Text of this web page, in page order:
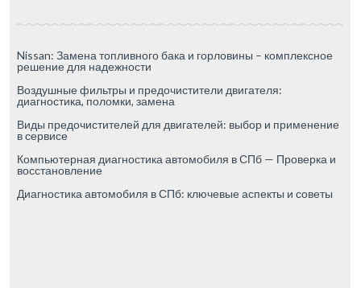
Nissan: Замена топливного бака и горловины – комплексное
решение для надежности
Воздушные фильтры и предочистители двигателя:
диагностика, поломки, замена
Виды предочистителей для двигателей: выбор и применение
в сервисе
Компьютерная диагностика автомобиля в СПб — Проверка и
восстановление
Диагностика автомобиля в СПб: ключевые аспекты и советы